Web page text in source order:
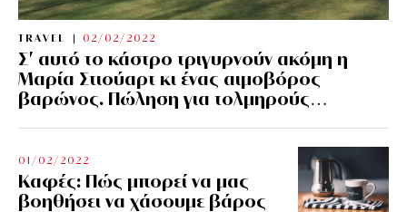
TRAVEL 02/02/2022
Σ’ αυτό το κάστρο τριγυρνούν ακόμη η
Μαρία Στιούαρτ κι ένας αιμοβόρος
βαρώνος. Πώληση για τολμηρούς…
01/02/2022
Kαφές: Πώς μπορεί να μας
βοηθήσει να χάσουμε βάρος